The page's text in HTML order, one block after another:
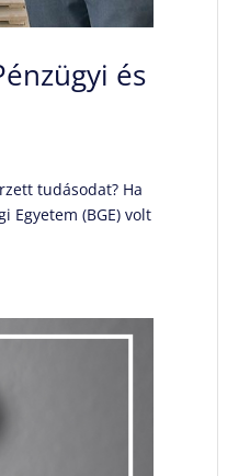
és
tudásodat? Ha
Egyetem (BGE) volt